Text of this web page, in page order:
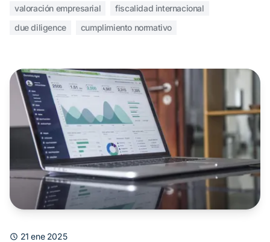
valoración empresarial
fiscalidad internacional
due diligence
cumplimiento normativo
21 ene 2025